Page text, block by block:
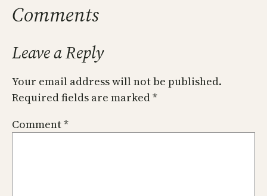
Comments
Leave a Reply
Your email address will not be published.
Required fields are marked*
Comment*